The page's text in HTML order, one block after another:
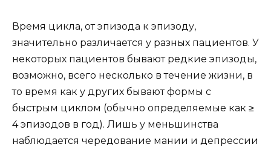
Время цикла, от эпизода к эпизоду,
значительно различается у разных пациентов. У
некоторых пациентов бывают редкие эпизоды,
возможно, всего несколько в течение жизни, в
то время как у других бывают формы с
быстрым циклом (обычно определяемые как ≥
4 эпизодов в год). Лишь у меньшинства
наблюдается чередование мании и депрессии